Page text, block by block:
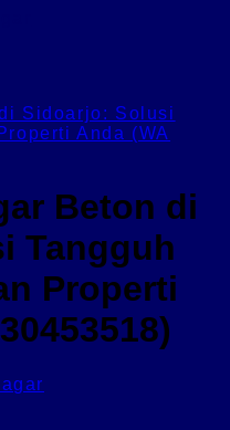
Beton di
Tangguh
Properti